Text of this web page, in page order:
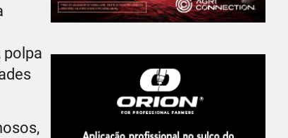
polpa